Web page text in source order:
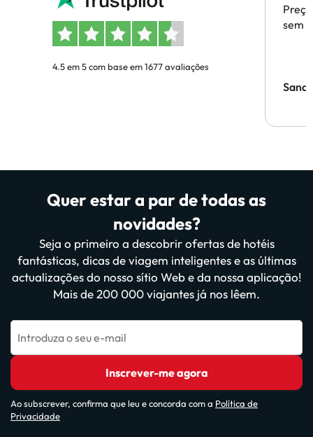
4.5 em 5 com base em 1677 avaliações
sem
Quer estar a par de todas as
novidades?
Seja o primeiro a descobrir ofertas de hotéis
fantásticas, dicas de viagem inteligentes e as últimas
actualizações do nosso sítio Web e da nossa aplicação!
Mais de 200 000 viajantes já nos lêem.
Introduza o seu e-mail
Inscrever-me agora
Ao subscrever, confirma que leu e concorda com a Política de
Privacidade